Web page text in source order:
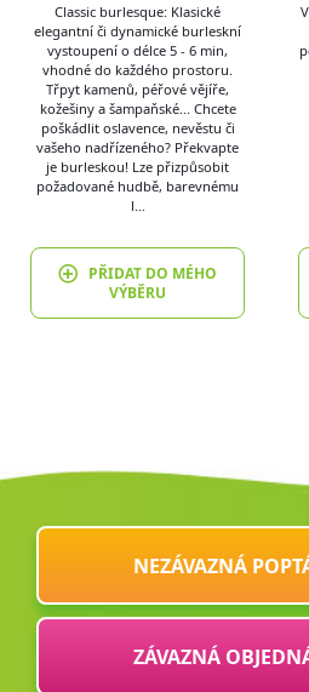
Classic burlesque: Klasické
elegantní či dynamické burleskní
vystoupení o délce 5 - 6 min,
vhodné do každého prostoru.
Třpyt kamenů, péřové vějíře,
kožešiny a šampaňské... Chcete
poškádlit oslavence, nevěstu či
vašeho nadřízeného? Překvapte
je burleskou! Lze přizpůsobit
požadované hudbě, barevnému
l…
PŘIDAT DO MÉHO
VÝBĚRU
NEZÁVAZNÁ
ZÁVAZNÁ